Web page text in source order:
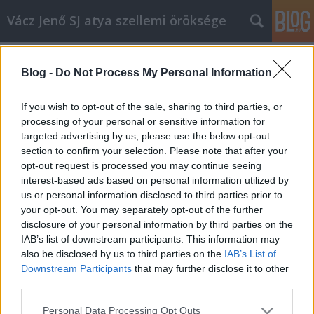
Blog - Do Not Process My Personal Information
If you wish to opt-out of the sale, sharing to third parties, or
processing of your personal or sensitive information for
targeted advertising by us, please use the below opt-out
section to confirm your selection. Please note that after your
opt-out request is processed you may continue seeing
interest-based ads based on personal information utilized by
us or personal information disclosed to third parties prior to
your opt-out. You may separately opt-out of the further
disclosure of your personal information by third parties on the
IAB’s list of downstream participants. This information may
also be disclosed by us to third parties on the IAB’s List of
Downstream Participants that may further disclose it to other
Please note that this website/app uses one or more Google
Personal Data Processing Opt Outs
Vácz Jenő SJ atya szellemi öröksége
vaczjenosjadmin• 2012. november 01.
2012. november 2., halottak napja (B egyházi év)
Krisztusban kedves testvérek! Azt hiszem, hogy
átérezzük mindnyájan ennek az estének a jellegét, a
hangulati elemeit. Gyerekkorunk óta ebben nőttünk
föl. A megholtak dolgában – hogy milyen az ő
állapotuk és hogy vannak – bizony…
A év, halottak napja, prédikáció